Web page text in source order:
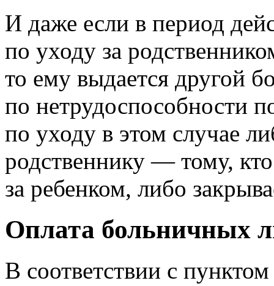
И даже если в период
по уходу за
то ему выдается другой
по нетрудоспособности
по уходу в этом случае
родственнику — тому,
за ребенком, либо
Оплата больничных
В соответствии с